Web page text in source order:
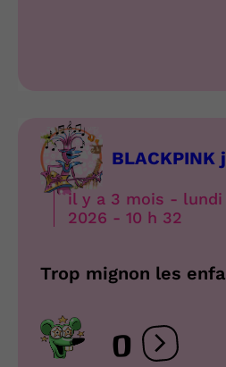
BLACKPINK
il y a 3 mois - lundi
2026 - 10 h 32
Trop mignon les
0 Ouvrir